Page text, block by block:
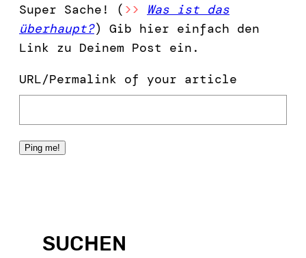
Super Sache! ( >>
Was ist das
überhaupt?) Gib hier einfach den
Link zu Deinem Post ein.
URL/Permalink of your article
SUCHEN